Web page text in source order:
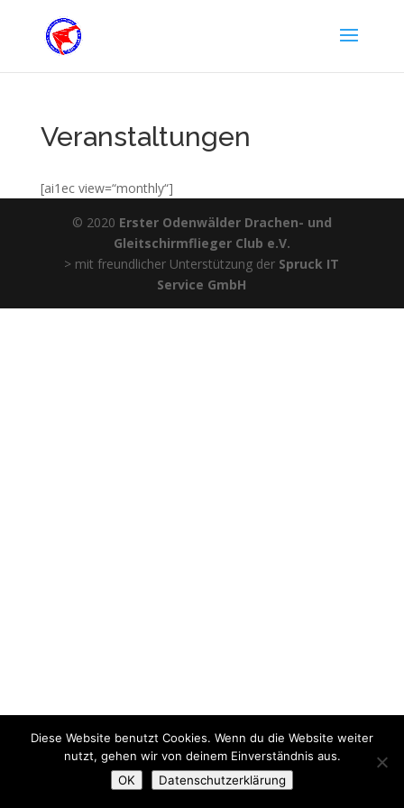
Veranstaltungen
[ai1ec view=“monthly“]
© 2020 Erster Odenwälder Drachen- und
Gleitschirmflieger Club e.V.
> mit freundlicher Unterstützung der Spruck IT
Service GmbH
Diese Website benutzt Cookies. Wenn du die Website weiter
nutzt, gehen wir von deinem Einverständnis aus.
OK
Datenschutzerklärung